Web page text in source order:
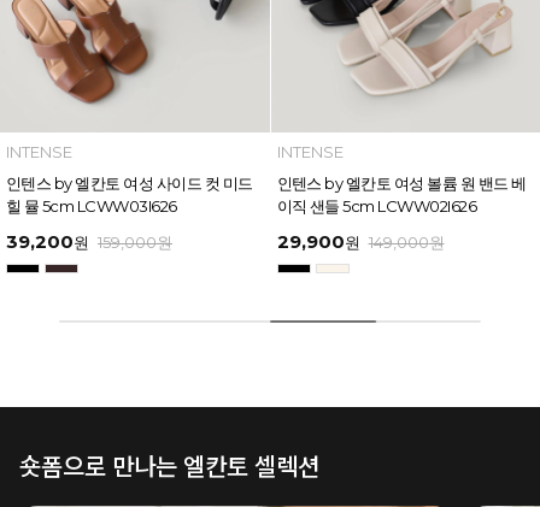
INTENSE
인텐스 by 엘칸토 여성 볼륨 원 밴드 베
이직 샌들 5cm LCWW02I626
29,900원 149,000원
INTENSE
인텐스 by 엘칸토 여성 와이드 스트랩
버클 포인트 샌들 6cm LCWW17I626
49,600원 169,000원
숏폼으로 만나는 엘칸토 셀렉션